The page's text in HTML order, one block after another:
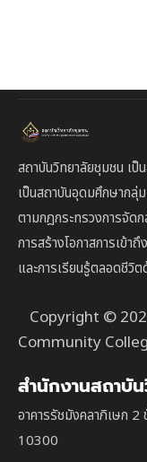
สถาบันวิทยาลัยชุมชน เป็
เป็นสถาบันอุดมศึกษากลุ่
ตามกฎกระทรวงการจัด
การสร้างโอกาสการเข้
และการเรียนรู้ตลอดชีวิ
Copyright ©
Community
สำนักงานสถาบั
อาคารรัชมังคลาภิเษก
10300